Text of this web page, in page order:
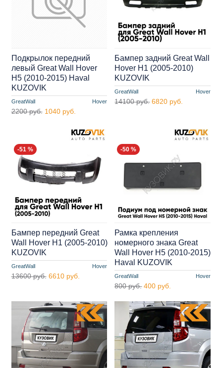
GreatWall Hover
Подкрылок передний
левый Great Wall Hover
H5 (2010-2015) Haval
KUZOVIK
2200 руб. 1040 руб.
GreatWall Hover
Бампер задний Great Wall
Hover H1 (2005-2010)
KUZOVIK
14100 руб. 6820 руб.
-51 %
GreatWall Hover
Бампер передний Great
Wall Hover H1 (2005-2010)
KUZOVIK
13600 руб. 6610 руб.
-50 %
GreatWall Hover
Рамка крепления
номерного знака Great
Wall Hover H5 (2010-2015)
Haval KUZOVIK
800 руб. 400 руб.